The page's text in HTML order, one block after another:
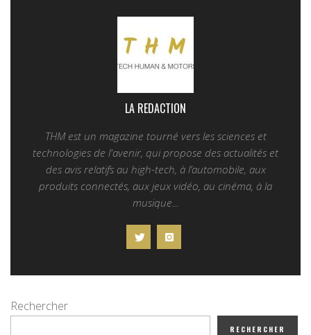
LA REDACTION
THM est un magazine tourné vers les sciences et
technologies de l'avenir, qui propose des actualités et
des avis relatifs au high-tech, à l’automobile, aux
produits connectés, aux jeux vidéo, au cinéma, à la
musique...
Rechercher
RECHERCHER